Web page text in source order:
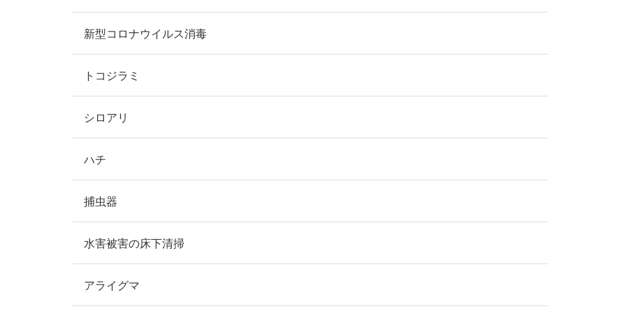
新型コロナウイルス消毒
トコジラミ
シロアリ
ハチ
捕虫器
水害被害の床下清掃
アライグマ